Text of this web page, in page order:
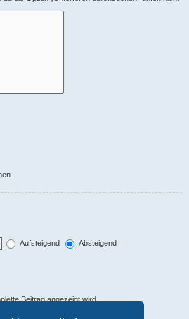
Aufsteigend
Absteigend
Beitrag angezeigt wird.